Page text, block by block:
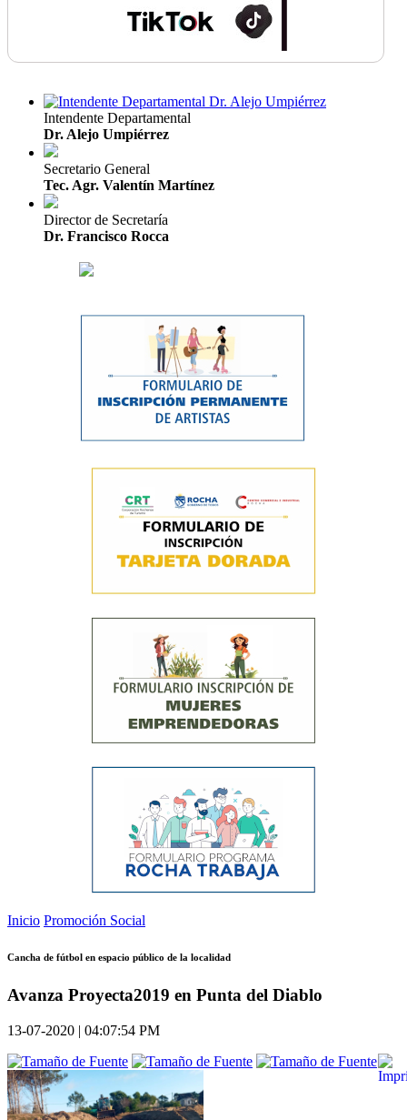
Intendente Departamental
Dr. Alejo Umpiérrez
Secretario General
Tec. Agr. Valentín Martínez
Director de Secretaría
Dr. Francisco Rocca
Inicio Promoción Social
Cancha de fútbol en espacio público de la localidad
Avanza Proyecta2019 en Punta del Diablo
13-07-2020 | 04:07:54 PM